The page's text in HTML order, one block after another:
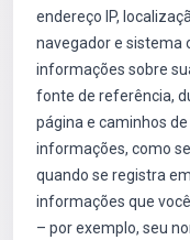
endereço IP,
navegador e sistema
informações sobre
fonte de referência,
página e caminhos
informações, como
quando se registra
informações que
– por exemplo, seu